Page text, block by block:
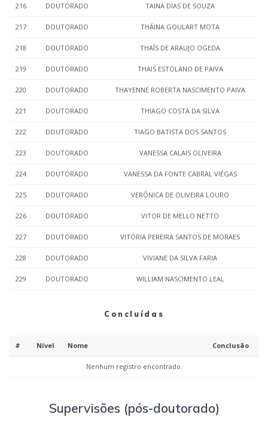
216 DOUTORADO TAINA DIAS DE SOUZA
217 DOUTORADO THÁINA GOULART MOTA
218 DOUTORADO THAÍS DE ARAUJO OGEDA
219 DOUTORADO THAIS ESTOLANO DE PAIVA
220 DOUTORADO THAYENNE ROBERTA NASCIMENTO PAIVA
221 DOUTORADO THIAGO COSTA DA SILVA
222 DOUTORADO TIAGO BATISTA DOS SANTOS
223 DOUTORADO VANESSA CALAIS OLIVEIRA
224 DOUTORADO VANESSA DA FONTE CABRAL VIÉGAS
225 DOUTORADO VERÔNICA DE OLIVEIRA LOURO
226 DOUTORADO VITOR DE MELLO NETTO
227 DOUTORADO VITÓRIA PEREIRA SANTOS DE MORAES
228 DOUTORADO VIVIANE DA SILVA FARIA
229 DOUTORADO WILLIAM NASCIMENTO LEAL
Concluídas
# Nível Nome Conclusão
Nenhum registro encontrado.
Supervisões (pós-doutorado)